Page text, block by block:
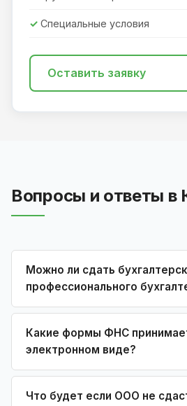
Специальные условия
Оставить заявку
Вопросы и ответы в
Можно ли сдать
профессионального
Какие формы ФНС
электронном виде?
Что будет если ООО не